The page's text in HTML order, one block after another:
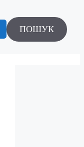
ПОШУК